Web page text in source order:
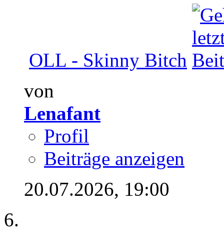
OLL - Skinny Bitch
von
Lenafant
Profil
Beiträge anzeigen
20.07.2026, 19:00